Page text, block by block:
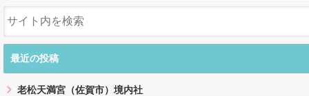
最近の投稿
老松天満宮（佐賀市）境内社